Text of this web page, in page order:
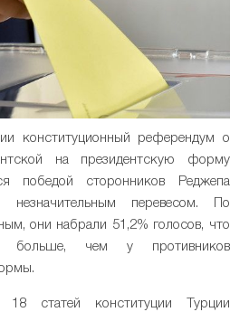
конституционный референдум о
на президентскую форму
победой сторонников Реджепа
незначительным перевесом. По
они набрали 51,2% голосов, что
больше, чем у противников
18 статей конституции Турции